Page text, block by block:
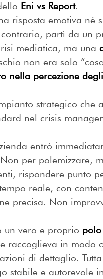
Eni vs Report.
risposta emotiva né
partì da un
mediatica, ma una
non era solo
nella percezione
strategico che
nel crisis
entrò
per polemizzare,
rispondere punto
reale, con
precisa. Non
un vero e proprio
raccoglieva in modo
di dettaglio.
stabile e autorevole